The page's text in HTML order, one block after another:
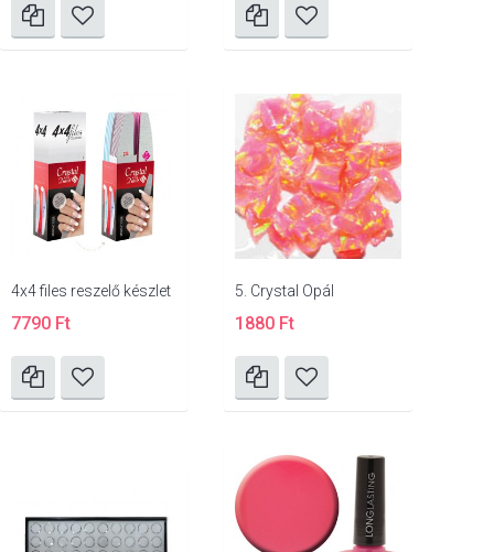
4x4 files reszelő készlet
7790 Ft
5. Crystal Opál
1880 Ft